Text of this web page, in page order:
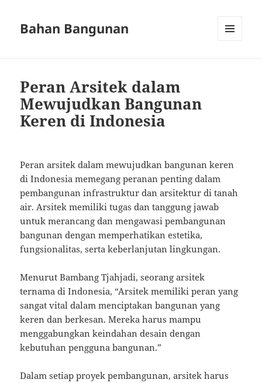
Bahan Bangunan
Peran Arsitek dalam
Mewujudkan Bangunan
Keren di Indonesia
Peran arsitek dalam mewujudkan bangunan keren
di Indonesia memegang peranan penting dalam
pembangunan infrastruktur dan arsitektur di tanah
air. Arsitek memiliki tugas dan tanggung jawab
untuk merancang dan mengawasi pembangunan
bangunan dengan memperhatikan estetika,
fungsionalitas, serta keberlanjutan lingkungan.
Menurut Bambang Tjahjadi, seorang arsitek
ternama di Indonesia, “Arsitek memiliki peran yang
sangat vital dalam menciptakan bangunan yang
keren dan berkesan. Mereka harus mampu
menggabungkan keindahan desain dengan
kebutuhan pengguna bangunan.”
Dalam setiap proyek pembangunan, arsitek harus